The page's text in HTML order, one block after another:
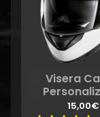
Visera
15,00€